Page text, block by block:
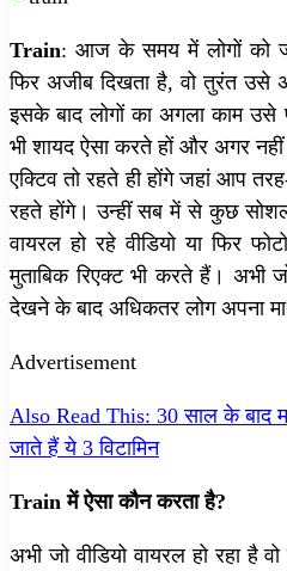
Train: आज के समय में लोगों को
फिर अजीब दिखता है, वो तुरंत उसे
इसके बाद लोगों का अगला काम उसे
भी शायद ऐसा करते हों और अगर
एक्टिव तो रहते ही होंगे जहां आप
रहते होंगे। उन्हीं सब में से कुछ सोशल
वायरल हो रहे वीडियो या फिर
मुताबिक रिएक्ट भी करते हैं। अभी
देखने के बाद अधिकतर लोग अपना
Advertisement
Also Read This: 30 साल के बाद
जाते हैं ये 3 विटामिन
Train में ऐसा कौन करता है?
अभी जो वीडियो वायरल हो रहा है